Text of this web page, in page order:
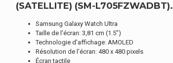
(SATELLITE) (SM-L705FZWADBT).
Samsung Galaxy Watch Ultra
Taille de l'écran: 3,81 cm (1.5")
Technologie d'affichage: AMOLED
Résolution de l'écran: 480 x 480 pixels
Écran tactile